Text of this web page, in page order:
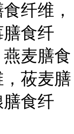
纤维，
食纤
麦膳食
莜麦膳
食纤